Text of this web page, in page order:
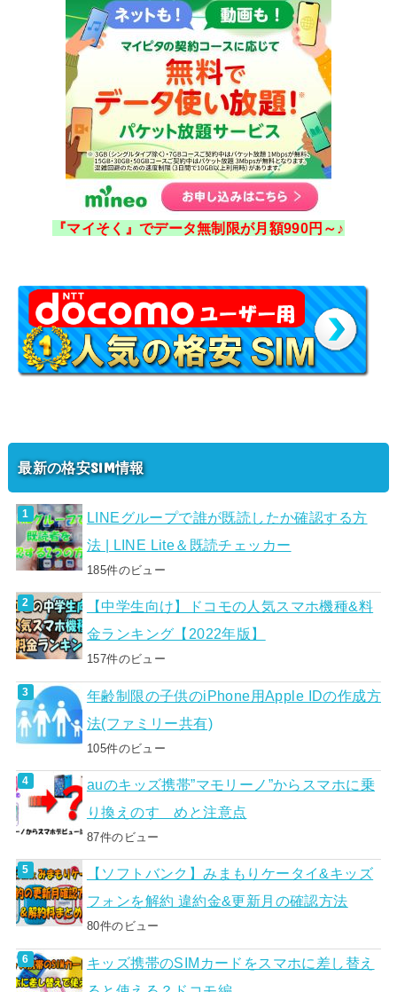
『マイそく』でデータ無制限が月額990円～♪
最新の格安SIM情報
LINEグループで誰が既読したか確認する方
法 | LINE Lite＆既読チェッカー
185件のビュー
【中学生向け】ドコモの人気スマホ機種&料
金ランキング【2022年版】
157件のビュー
年齢制限の子供のiPhone用Apple IDの作成方
法(ファミリー共有)
105件のビュー
auのキッズ携帯”マモリーノ”からスマホに乗
り換えのすゝめと注意点
87件のビュー
【ソフトバンク】みまもりケータイ&キッズ
フォンを解約 違約金&更新月の確認方法
80件のビュー
キッズ携帯のSIMカードをスマホに差し替え